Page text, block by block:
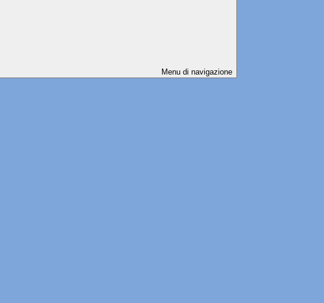
Menu di navigazione